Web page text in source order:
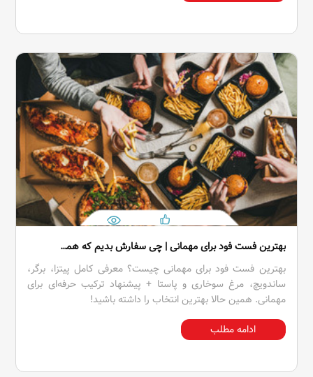
بهترین فست فود برای مهمانی | چی سفارش بدیم که همه راضی باشن؟
بهترین فست فود برای مهمانی چیست؟ معرفی کامل پیتزا، برگر،
ساندویچ، مرغ سوخاری و پاستا + پیشنهاد ترکیب حرفه‌ای برای
مهمانی. همین حالا بهترین انتخاب را داشته باشید!
ادامه مطلب